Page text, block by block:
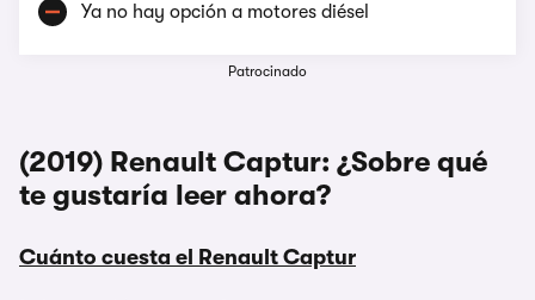
Ya no hay opción a motores diésel
Patrocinado
(2019) Renault Captur: ¿Sobre qué
te gustaría leer ahora?
Cuánto cuesta el Renault Captur